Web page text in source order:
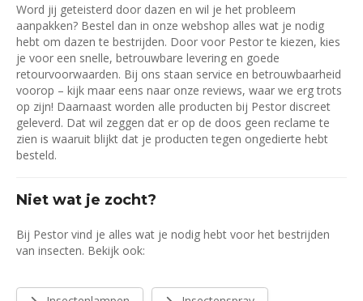
Word jij geteisterd door dazen en wil je het probleem
aanpakken? Bestel dan in onze webshop alles wat je nodig
hebt om dazen te bestrijden. Door voor Pestor te kiezen, kies
je voor een snelle, betrouwbare levering en goede
retourvoorwaarden. Bij ons staan service en betrouwbaarheid
voorop – kijk maar eens naar onze reviews, waar we erg trots
op zijn! Daarnaast worden alle producten bij Pestor discreet
geleverd. Dat wil zeggen dat er op de doos geen reclame te
zien is waaruit blijkt dat je producten tegen ongedierte hebt
besteld.
Niet wat je zocht?
Bij Pestor vind je alles wat je nodig hebt voor het bestrijden
van insecten. Bekijk ook: